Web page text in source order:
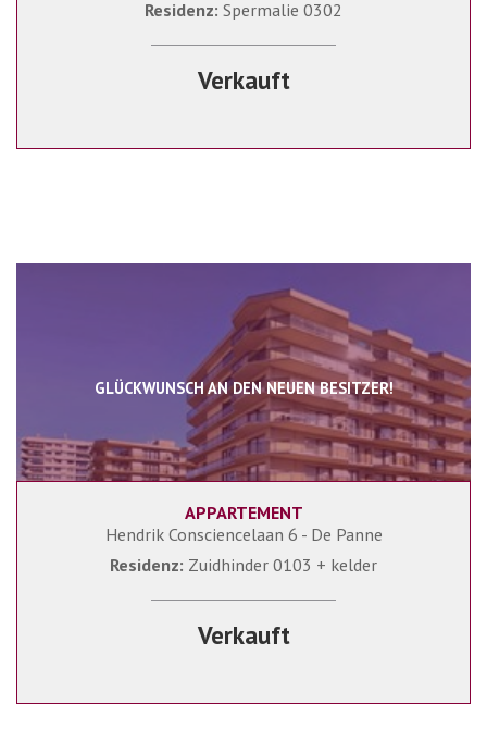
Residenz: Spermalie 0302
Verkauft
GLÜCKWUNSCH AN DEN NEUEN BESITZER!
74 m² 2
APPARTEMENT
Hendrik Consciencelaan 6 - De Panne
Residenz: Zuidhinder 0103 + kelder
Verkauft